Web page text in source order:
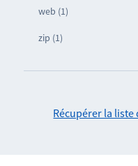
web (1)
zip (1)
Récupérer la liste